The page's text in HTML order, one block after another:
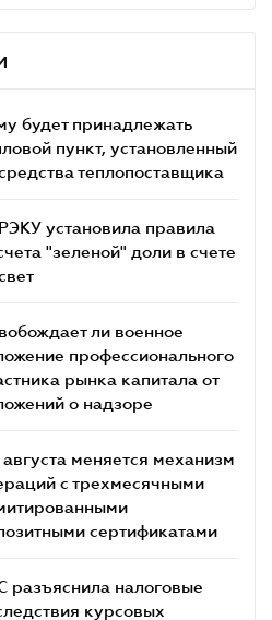
будет принадлежать
пункт, установленный
теплопоставщика
установила правила
"зеленой" доли в счете
ли военное
профессионального
рынка капитала от
о надзоре
августа меняется механизм
с трехмесячными
сертификатами
разъяснила налоговые
курсовых